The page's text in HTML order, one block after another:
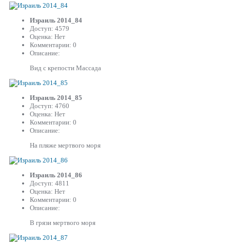
Израиль 2014_84
Доступ: 4579
Оценка: Нет
Комментарии: 0
Описание:
Вид с крепости Массада
Израиль 2014_85
Доступ: 4760
Оценка: Нет
Комментарии: 0
Описание:
На пляже мертвого моря
Израиль 2014_86
Доступ: 4811
Оценка: Нет
Комментарии: 0
Описание:
В грязи мертвого моря